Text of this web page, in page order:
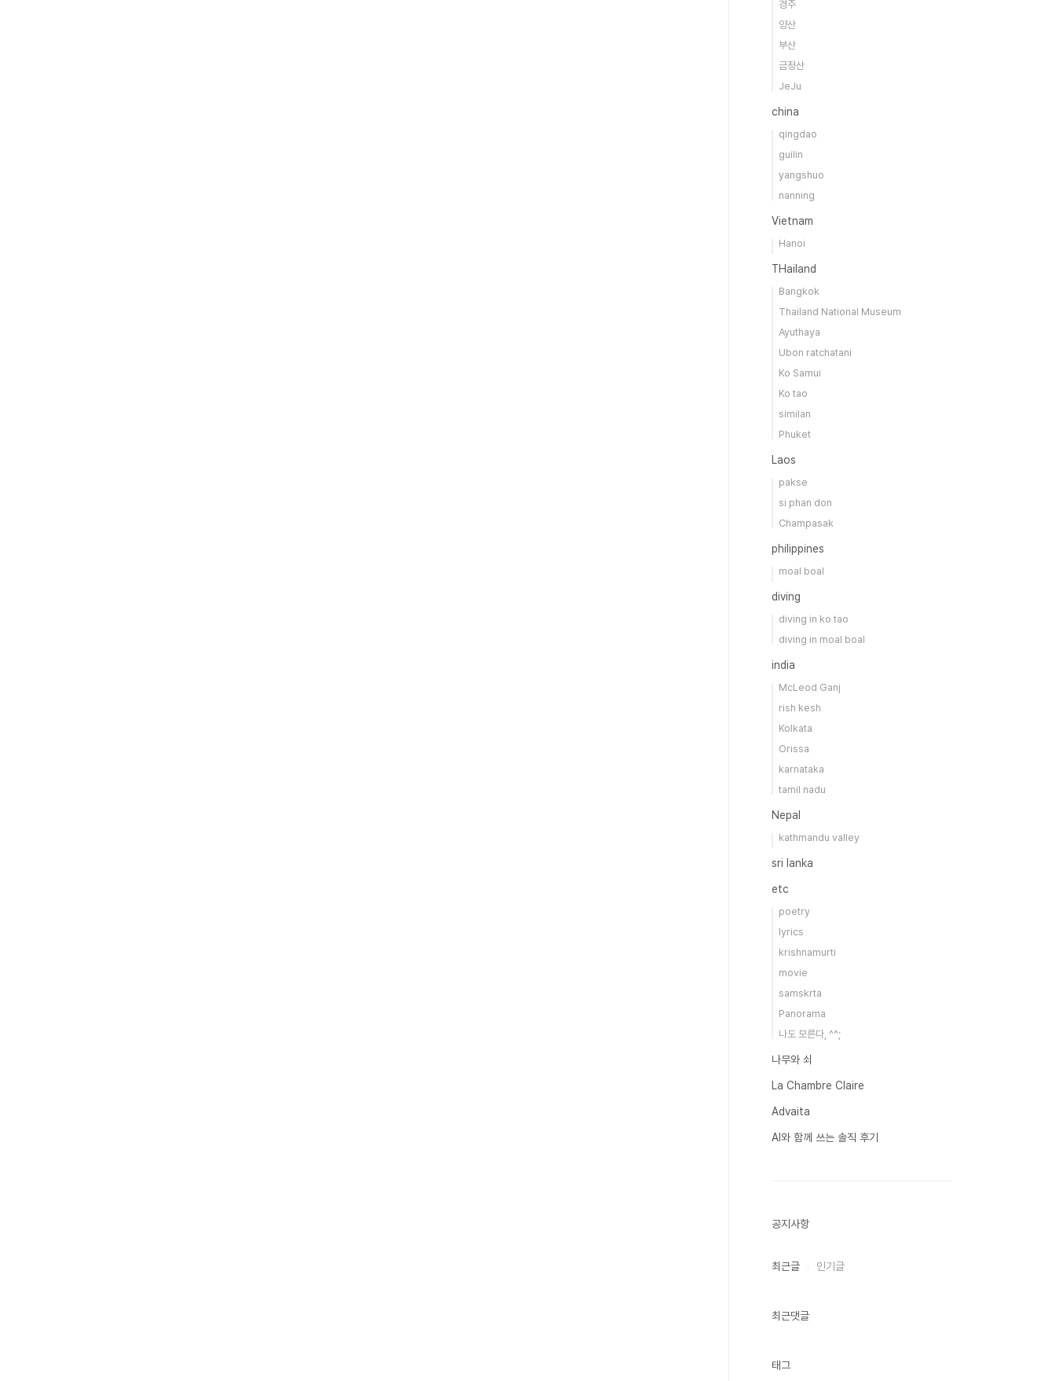
경주
양산
부산
금정산
JeJu
china
qingdao
guilin
yangshuo
nanning
Vietnam
Hanoi
THailand
Bangkok
Thailand National Museum
Ayuthaya
Ubon ratchatani
Ko Samui
Ko tao
similan
Phuket
Laos
pakse
si phan don
Champasak
philippines
moal boal
diving
diving in ko tao
diving in moal boal
india
McLeod Ganj
rish kesh
Kolkata
Orissa
karnataka
tamil nadu
Nepal
kathmandu valley
sri lanka
etc
poetry
lyrics
krishnamurti
movie
samskrta
Panorama
나도 모른다, ^^;
나무와 쇠
La Chambre Claire
Advaita
AI와 함께 쓰는 솔직 후기
공지사항
최근글 인기글
최근댓글
태그